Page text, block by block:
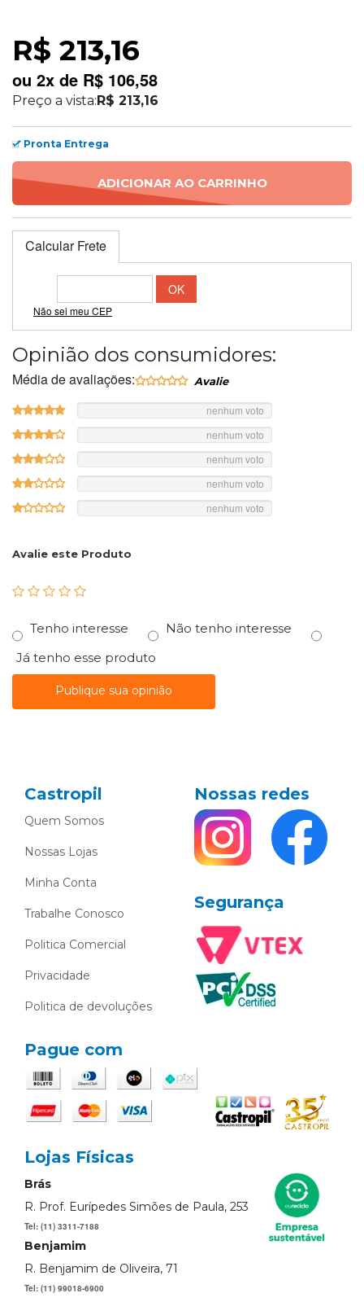
R$ 213,16
ou 2x de R$ 106,58
Preço a vista:R$ 213,16
Pronta Entrega
ADICIONAR AO CARRINHO
Calcular Frete
Não sei meu CEP
Opinião dos consumidores:
Média de avaliações:
nenhum voto
nenhum voto
nenhum voto
nenhum voto
nenhum voto
Avalie este Produto
Tenho interesse
Não tenho interesse
Já tenho esse produto
Publique sua opinião
Castropil
Quem Somos
Nossas Lojas
Minha Conta
Trabalhe Conosco
Politica Comercial
Privacidade
Politica de devoluções
Nossas redes
Segurança
Pague com
Lojas Físicas
Brás
R. Prof. Eurípedes Simões de Paula, 253
Tel: (11) 3311-7188
Benjamim
R. Benjamim de Oliveira, 71
Tel: (11) 99018-6900